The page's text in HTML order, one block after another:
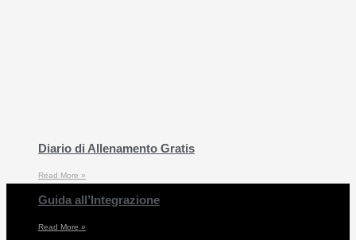
Diario di Allenamento Gratis
Read More »
Guida all’Integrazione
Read More »